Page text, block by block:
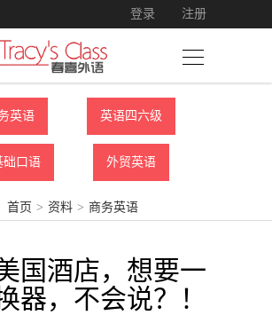
登录 注册
英语 英语四六级
础口语 外贸英语
首页 > 资料 > 商务英语
国酒店，想要一
器，不会说？！